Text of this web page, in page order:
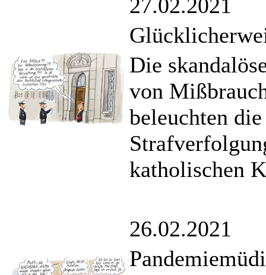
27.02.2021
Die
von
beleuchten
katholischen
26.02.2021